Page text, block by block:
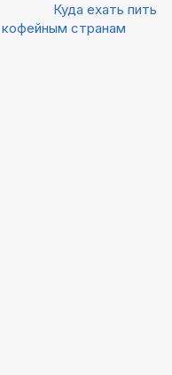
Куда ехать пить
странам